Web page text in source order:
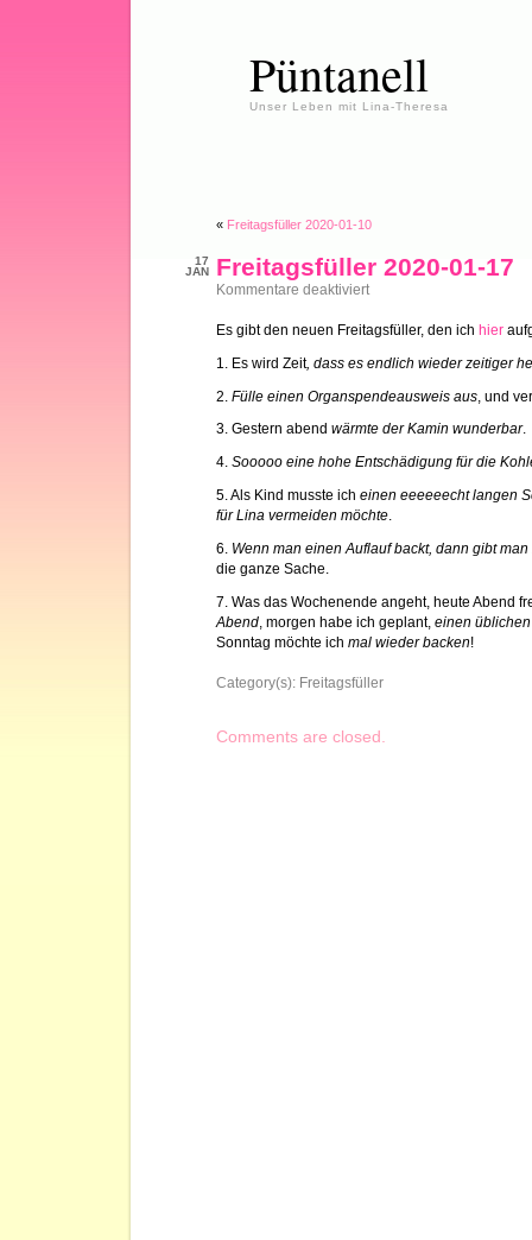
Püntanell
Unser Leben mit Lina-Theresa
« Freitagsfüller 2020-01-10
17
JAN
Freitagsfüller 2020-01-17
Kommentare deaktiviertfür
01-
Es gibt den neuen Freitagsfüller, den ich hier
1. Es wird Zeit, dass es endlich wieder zeitiger
2. Fülle einen Organspendeausweis aus , und
3. Gestern abend wärmte der Kamin wunderbar.
4. Sooooo eine hohe Entschädigung für die
5. Als Kind musste ich einen eeeeeecht langen
für Lina vermeiden möchte.
6. Wenn man einen Auflauf backt, dann gibt
die ganze Sache.
7. Was das Wochenende angeht, heute Abend
Abend , morgen habe ich geplant, einen
Sonntag möchte ich mal wieder backen!
Category(s): Freitagsfüller
Comments are closed.